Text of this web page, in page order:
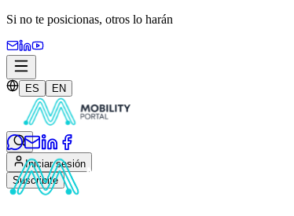
Si no te posicionas, otros lo harán
ES EN
Iniciar sesión
Suscribite